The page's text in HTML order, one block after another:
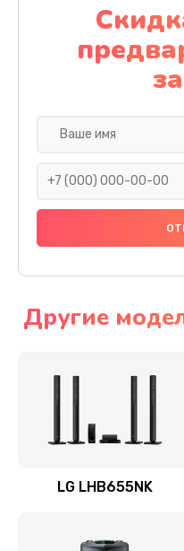
Замена
Ремонт
Ремонт / замена
Другие
LG LHB655NK